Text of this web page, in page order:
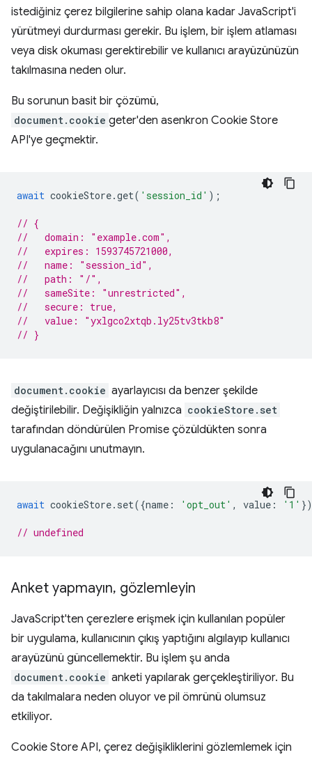
istediğiniz çerez bilgilerine sahip olana kadar JavaScript'i
yürütmeyi durdurması gerekir. Bu işlem, bir işlem atlaması
veya disk okuması gerektirebilir ve kullanıcı arayüzünüzün
takılmasına neden olur.
Bu sorunun basit bir çözümü,
document.cookie geter'den asenkron Cookie Store
API'ye geçmektir.
await cookieStore.get( 'session_id' );
// {
//   domain: "example.com",
//   expires: 1593745721000,
//   name: "session_id",
//   path: "/",
//   sameSite: "unrestricted",
//   secure: true,
//   value: "yxlgco2xtqb.ly25tv3tkb8"
// }
document.cookie ayarlayıcısı da benzer şekilde
değiştirilebilir. Değişikliğin yalnızca cookieStore.set
tarafından döndürülen Promise çözüldükten sonra
uygulanacağını unutmayın.
await cookieStore. set({name : 'opt_out' , value : '1'
// undefined
Anket yapmayın, gözlemleyin
JavaScript'ten çerezlere erişmek için kullanılan popüler
bir uygulama, kullanıcının çıkış yaptığını algılayıp kullanıcı
arayüzünü güncellemektir. Bu işlem şu anda
document.cookie anketi yapılarak gerçekleştiriliyor. Bu
da takılmalara neden oluyor ve pil ömrünü olumsuz
etkiliyor.
Cookie Store API, çerez değişikliklerini gözlemlemek için